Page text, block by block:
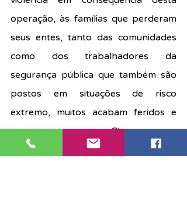
operação, às famílias que perderam
seus entes, tanto das comunidades
como dos trabalhadores da
segurança pública que também são
postos em situações de risco
extremo, muitos acabam feridos e
outros tantos mortos. Clamamos por
políticas públicas de segurança